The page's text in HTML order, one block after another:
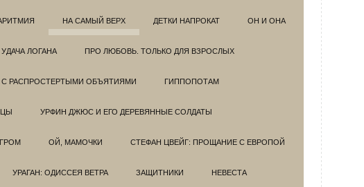
НА САМЫЙ ВЕРХ ДЕТКИ НАПРОКАТ ОН И ОНА
УДАЧА ЛОГАНА ПРО ЛЮБОВЬ. ТОЛЬКО ДЛЯ ВЗРОСЛЫХ
С РАСПРОСТЕРТЫМИ ОБЪЯТИЯМИ ГИППОПОТАМ
УРФИН ДЖЮС И ЕГО ДЕРЕВЯННЫЕ СОЛДАТЫ
ОЙ, МАМОЧКИ СТЕФАН ЦВЕЙГ: ПРОЩАНИЕ С ЕВРОПОЙ
УРАГАН: ОДИССЕЯ ВЕТРА ЗАЩИТНИКИ НЕВЕСТА